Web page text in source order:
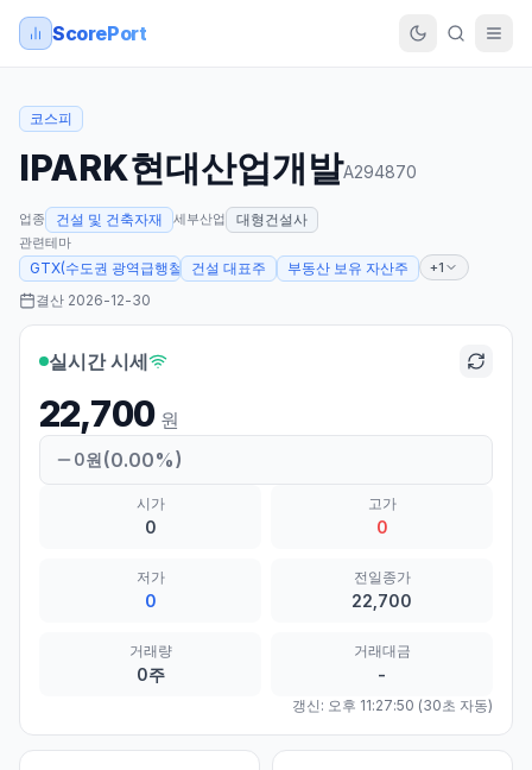
ScorePort
코스피
IPARK현대산업개발A294870
업종 건설 및 건축자재 세부산업 대형건설사
관련테마
GTX(수도권 광역급행철도)건설 대표주 부동산 보유 자산주 +1
결산 2026-12-30
실시간 시세
22,700 원
0원(0.00%)
시가
0
고가
0
저가
0
전일종가
22,700
거래량
0주
거래대금
-
갱신: 오후 11:27:50 (30초 자동)